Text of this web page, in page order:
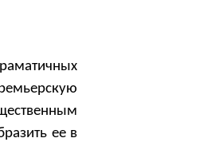
ее в